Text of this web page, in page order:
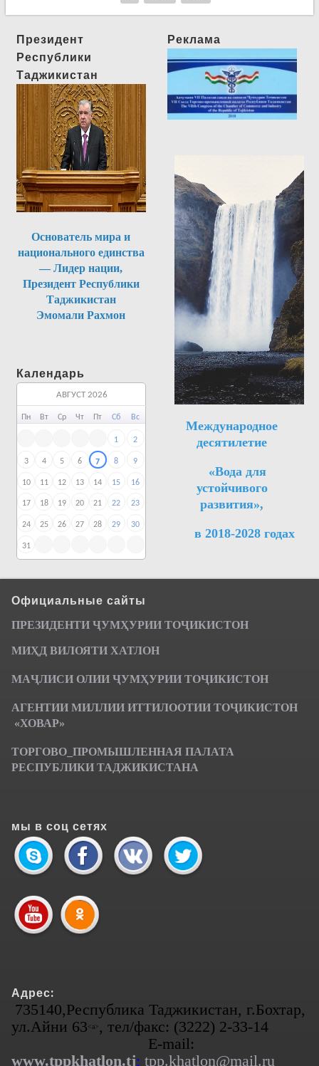
Президент
Республики
Таджикистан
Основатель мира и
национального единства
— Лидер нации,
Президент Республики
Таджикистан
Эмомали Рахмон
Календарь
Пн Вт Ср Чт Пт Сб Вс
1 2
3 4 5 6 7 8 9
10 11 12 13 14 15 16
17 18 19 20 21 22 23
24 25 26 27 28 29 30
31
АВГУСТ 2026
Реклама
Международное
десятилетие
«Вода для
устойчивого
развития»,
в 2018-2028 годах
Официальные сайты
ПРЕЗИДЕНТИ ҶУМҲУРИИ ТОҶИКИСТОН
МИҲД ВИЛОЯТИ ХАТЛОН
МАҶЛИСИ ОЛИИ ҶУМҲУРИИ ТОҶИКИСТОН
АГЕНТИИ МИЛЛИИ ИТТИЛООТИИ ТОҶИКИСТОН
«ХОВАР»
ТОРГОВО_ПРОМЫШЛЕННАЯ ПАЛАТА
РЕСПУБЛИКИ ТАДЖИКИСТАНА
мы в соц сетях
Адрес:
735140,Республика Таджикистан, г.Бохтар,
ул.Айни 63<а>, тел/факс: (3222) 2-33-14
E-mail:
www.tppkhatlon.tj; tpp.khatlon@mail.ru